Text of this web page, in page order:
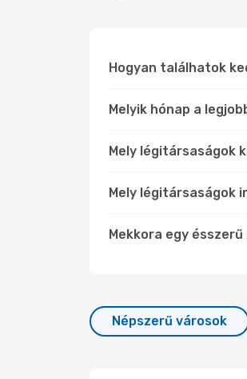
Hogyan találhatok
Melyik hónap a
Mely légitársaságok
Mely légitársaságok
Mekkora egy
Népszerű városok